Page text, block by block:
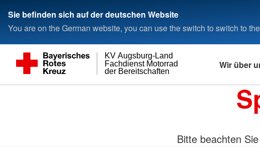
Sie befinden sich auf der deutschen Website
You are on the German website, you can use the switch to switch to
der Bereitschaften
Fachdienst Motorrad
KV Augsburg-Land
Wir über
Bitte beachten